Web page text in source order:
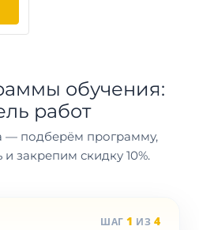
обучения:
работ
— подберём программу,
закрепим скидку 10%.
ШАГ 1 ИЗ 4